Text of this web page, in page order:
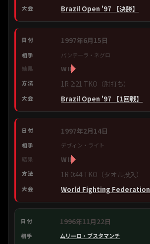
Brazil Open '97 【決勝】
1997年6月15日
パンテーラ・ネグロ
WIN
1R 2:21 TKO（肘打ち）
Brazil Open '97 【1回戦】
1997年2月14日
デヴィン・ライト
WIN
1R 0:44 TKO（タオル投入）
World Fighting Federation
1996年11月22日
ムリーロ・ブスタマンチ